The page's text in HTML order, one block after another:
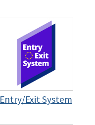
Entry/Exit System